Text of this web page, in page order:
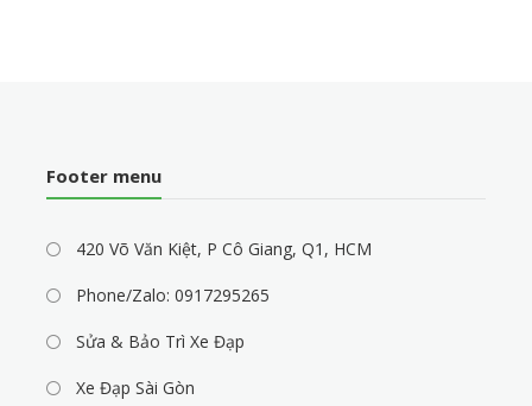
Footer menu
420 Võ Văn Kiệt, P Cô Giang, Q1, HCM
Phone/Zalo: 0917295265
Sửa & Bảo Trì Xe Đạp
Xe Đạp Sài Gòn